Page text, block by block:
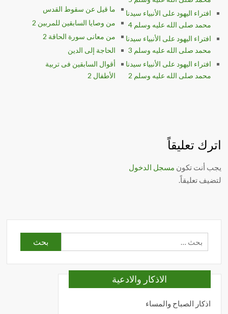
افتراء اليهود على الأنبياء سيدنا
محمد صلى الله عليه وسلم 4
افتراء اليهود على الأنبياء سيدنا
محمد صلى الله عليه وسلم 3
افتراء اليهود على الأنبياء سيدنا
محمد صلى الله عليه وسلم 2
ما قيل عن سقوط القدس
من وصايا السابقين للمربين 2
من معانى سورة الحاقة 2
الحاجة إلى الدين
أقوال السابقين فى تربية
الأطفال 2
اترك تعليقاً
يجب أنت تكون مسجل الدخول
لتضيف تعليقاً.
عن:
الاذكار والادعية
اذكار الصباح والمساء